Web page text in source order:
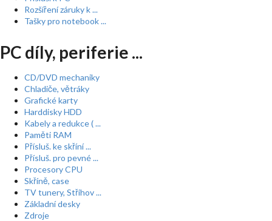
Rozšíření záruky k ...
Tašky pro notebook ...
PC díly, periferie ...
CD/DVD mechaniky
Chladiče, větráky
Grafické karty
Harddisky HDD
Kabely a redukce ( ...
Paměti RAM
Přísluš. ke skříní ...
Přísluš. pro pevné ...
Procesory CPU
Skříně, case
TV tunery, Střihov ...
Základní desky
Zdroje